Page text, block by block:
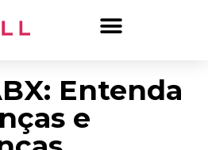
Entenda
e